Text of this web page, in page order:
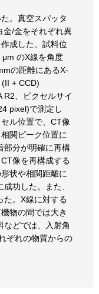
。真空スパッタ
金/金をそれぞれ異
成した。試料位
のX線を角度
の距離にあるX-
+ CCD)
R2、ピクセルサイ
pixel)で測定し
ル位置で、CT像
関ピーク位置に
部分が明確に再構
像を再構成する
状や相関距離に
功した。また、
た。X線に対する
物の間では大き
などでは、入射角
ぞれの物質からの